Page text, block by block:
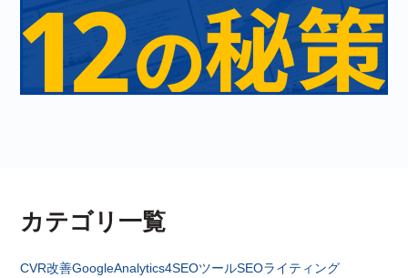
カテゴリ一覧
CVR改善GoogleAnalytics4SEOツールSEOライティング